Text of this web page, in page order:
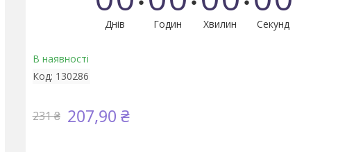
Днів Годин Хвилин Секунд
В наявності
Код: 130286
231 ₴ 207,90 ₴